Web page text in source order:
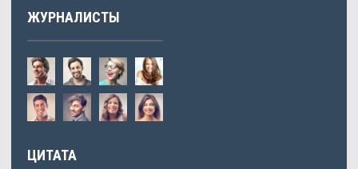
ЖУРНАЛИСТЫ
ЦИТАТА